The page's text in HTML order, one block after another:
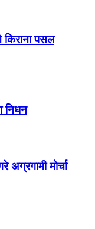
किराना पसल
निधन
मोर्चा